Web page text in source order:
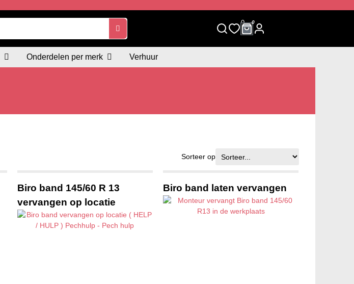
0 0
Onderdelen per merk Verhuur
Sorteer op
Biro band 145/60 R 13
vervangen op locatie
Biro band laten vervangen